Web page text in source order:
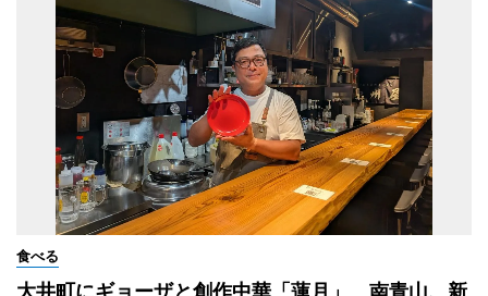
食べる
大井町にギョーザと創作中華「蓮月」 南青山、新